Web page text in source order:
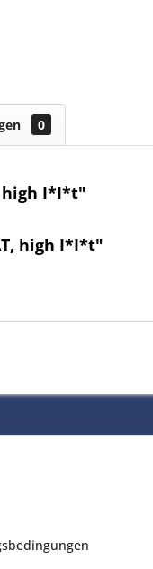
0
high I*I*t"
high I*I*t"